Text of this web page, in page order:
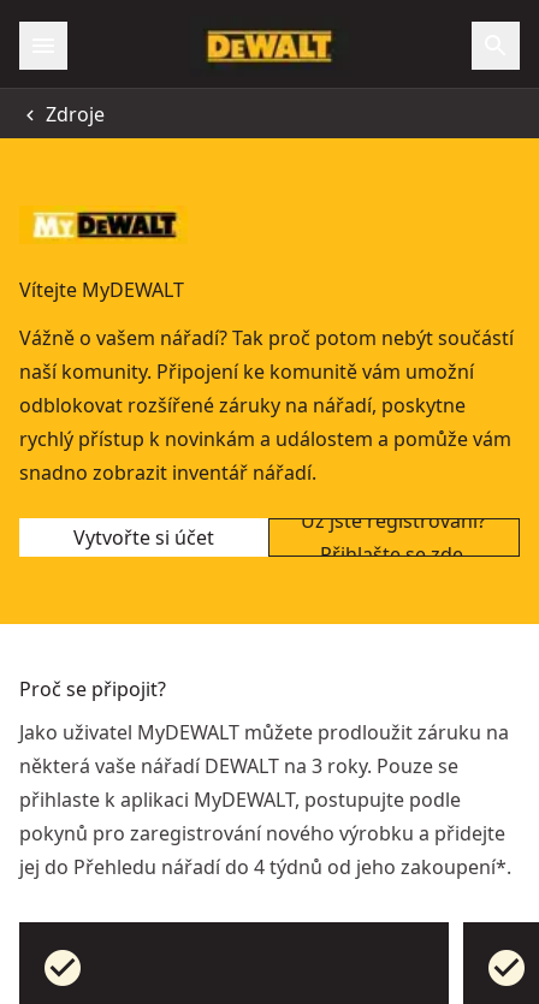
Zdroje
Vítejte MyDEWALT
Vážně o vašem nářadí? Tak proč potom nebýt součástí
naší komunity. Připojení ke komunitě vám umožní
odblokovat rozšířené záruky na nářadí, poskytne
rychlý přístup k novinkám a událostem a pomůže vám
snadno zobrazit inventář nářadí.
Vytvořte si účet
Už jste registrovaní?
Přihlašte se zde.
Proč se připojit?
Jako uživatel MyDEWALT můžete prodloužit záruku na
některá vaše nářadí DEWALT na 3 roky. Pouze se
přihlaste k aplikaci MyDEWALT, postupujte podle
pokynů pro zaregistrování nového výrobku a přidejte
jej do Přehledu nářadí do 4 týdnů od jeho zakoupení*.
check_circle check_circle